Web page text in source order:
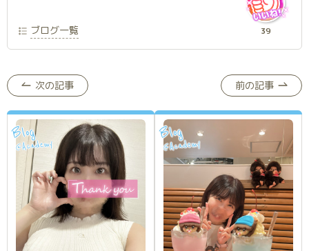
ブログ一覧 39
次の記事
Blog
@Academy
前の記事
Blog
@Academy